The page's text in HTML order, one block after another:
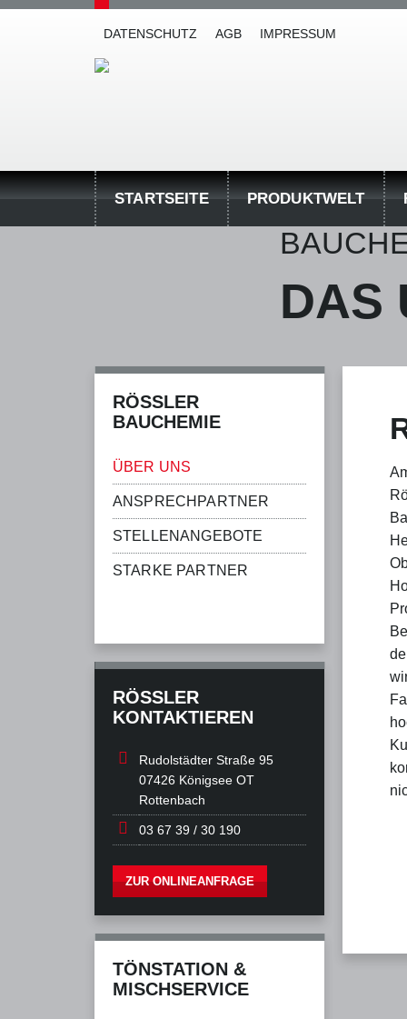
DATENSCHUTZ AGB IMPRESSUM
STARTSEITE PRODUKTWELT
DAS
RÖSSLER B
AUCHEMIE
ÜBER UNS
ANSPRECHPARTNER
STELLENANGEBOTE
STARKE PARTNER
RÖSSLER K
ONTAKTIEREN
Rudolstädter Straße 95
07426 Königsee OT
Rottenbach
03 67 39 / 30 190
ZUR ONLINEANFRAGE
TÖNSTATION &
MISCHSERVICE